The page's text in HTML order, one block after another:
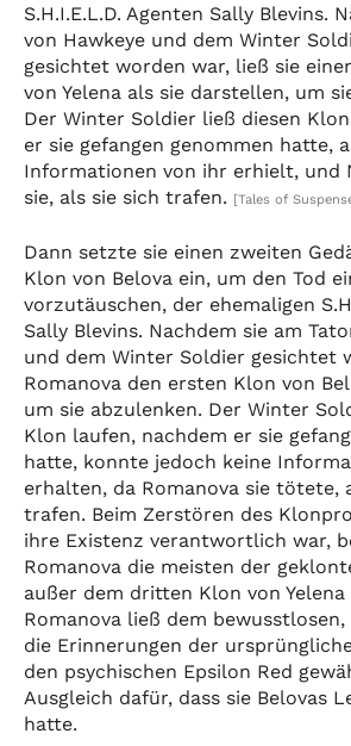
S.H.I.E.L.D. Agenten Sally Blevins.
von Hawkeye und dem Winter
gesichtet worden war, ließ sie
von Yelena als sie darstellen, um
Der Winter Soldier ließ diesen
er sie gefangen genommen hatte,
Informationen von ihr erhielt, und
sie, als sie sich trafen. [Tales of
Dann setzte sie einen zweiten
Klon von Belova ein, um den Tod
vorzutäuschen, der ehemaligen
Sally Blevins. Nachdem sie am
und dem Winter Soldier gesichtet
Romanova den ersten Klon von
um sie abzulenken. Der Winter
Klon laufen, nachdem er sie
hatte, konnte jedoch keine
erhalten, da Romanova sie tötete,
trafen. Beim Zerstören des
ihre Existenz verantwortlich war,
Romanova die meisten der
außer dem dritten Klon von Yelena
Romanova ließ dem
die Erinnerungen der
den psychischen Epsilon Red
Ausgleich dafür, dass sie Belovas
hatte.